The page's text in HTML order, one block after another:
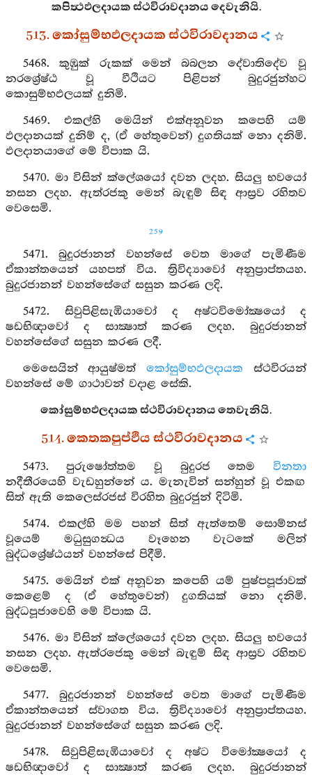
කපිත්‍ථඵලදායක ස්ථවිරාවදානය දෙවැනියි.
513. කෝසුම්භඵලදායක ස්ථවිරාවදානය
5468. කුඹුක් රුකක් මෙන් බබලන දේවාතිදේව වූ
නරශ්‍රේෂ්ඨ වූ වීථියට පිළිපන් බුදුරජුන්හට
කොසුම්භඵලයක් දුනිමි.
5469. එකල්හි මෙයින් එක්අනූවන කපෙහි යම්
ඵලදානයක් දුනිම් ද, (ඒ හේතුවෙන්) දුගතියක් නො දනිමි.
ඵලදානයාගේ මේ විපාක යි.
5470. මා විසින් ක්ලේශයෝ දවන ලදහ. සියලු භවයෝ
නසන ලදහ. ඇත්රජකු මෙන් බැඳුම් සිඳ ආස්‍රව රහිතව
වෙසෙමි.
259
5471. බුදුරජානන් වහන්සේ වෙත මාගේ පැමිණීම
ඒකාන්තයෙන් යහපත් විය. ත්‍රිවිද්‍යාවෝ අනුප්‍රාප්තයහ.
බුදුරජානන් වහන්සේගේ සසුන කරණ ලදි.
5472. සිවුපිළිසැඹියාවෝ ද අෂ්ටවිමෝක්‍ෂයෝ ද
ෂඩභිඥාවෝ ද සාක්‍ෂාත් කරණ ලදහ. බුදුරජානන්
වහන්සේගේ සසුන කරණ ලදී.
මෙසෙයින් ආයුෂ්මත්කෝසුම්භඵලදායක ස්ථවිරයන්
වහන්සේ මේ ගාථාවන් වදාළ සේකි.
කෝසුම්භඵලදායක ස්ථවිරාවදානය තෙවැනියි.
514. කෙතකපුප්ඵිය ස්ථවිරාවදානය
5473. පුරුෂෝත්තම වූ බුදුරජ තෙම විනතා
නදීතීරයෙහි වැඩහුන්නේ ය. මැනැවින් සන්හුන් වූ එකඟ
සිත් ඇති කෙලෙස්රජස් විරහිත බුදුරජුන් දිටිමි.
5474. එකල්හි මම පහන් සිත් ඇත්තෙම් සොම්නස්
වූයෙම් මධුසුගන්‍ධය වෑහෙන වැටකේ මලින්
බුද්ධශ්‍රේෂ්ඨයන් වහන්සේ පිදීමි.
5475. මෙයින් එක් අනූවන කපෙහි යම් පුෂ්පපූජාවක්
කෙළෙම් ද (ඒ හේතුවෙන්) දුගතියක් නො දනිමි.
බුද්ධපූජාවෙහි මේ විපාක යි.
5476. මා විසින් ක්ලේශයෝ දවන ලදහ. සියලු භවයෝ
නසන ලදහ. ඇත්රජෙකු මෙන් බැඳුම් සිඳ ආස්‍රව රහිතව
වෙසෙමි.
5477. බුදුරජානන් වහන්සේ වෙත මාගේ පැමිණීම
ඒකාන්තයෙන් ස්වාගත විය. ත්‍රිවිද්‍යාවෝ අනුප්‍රාප්තයහ.
බුදුරජානන් වහන්සේගේ සසුන කරණ ලදි.
5478. සිවුපිළිසැඹියාවෝ ද අෂ්ට විමෝක්‍ෂයෝ ද
ෂඩභිඥාවෝ ද සාක්‍ෂාත් කරණ ලදහ. බුදුරජානන්